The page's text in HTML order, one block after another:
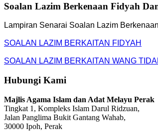
Soalan Lazim Berkenaan Fidyah
Lampiran Senarai Soalan Lazim Berkenaan
SOALAN LAZIM BERKAITAN FIDYAH
SOALAN LAZIM BERKAITAN WANG
Hubungi Kami
Majlis Agama Islam dan Adat Melayu Perak
Tingkat 1, Kompleks Islam Darul Ridzuan,
Jalan Panglima Bukit Gantang Wahab,
30000 Ipoh, Perak